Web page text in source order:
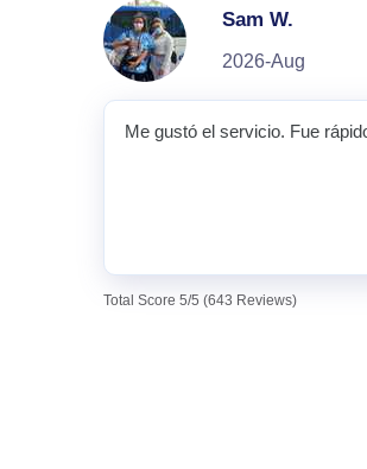
Sam W.
2026-Aug
Me gustó el servicio. Fue
Total Score 5/5 (643 Reviews)